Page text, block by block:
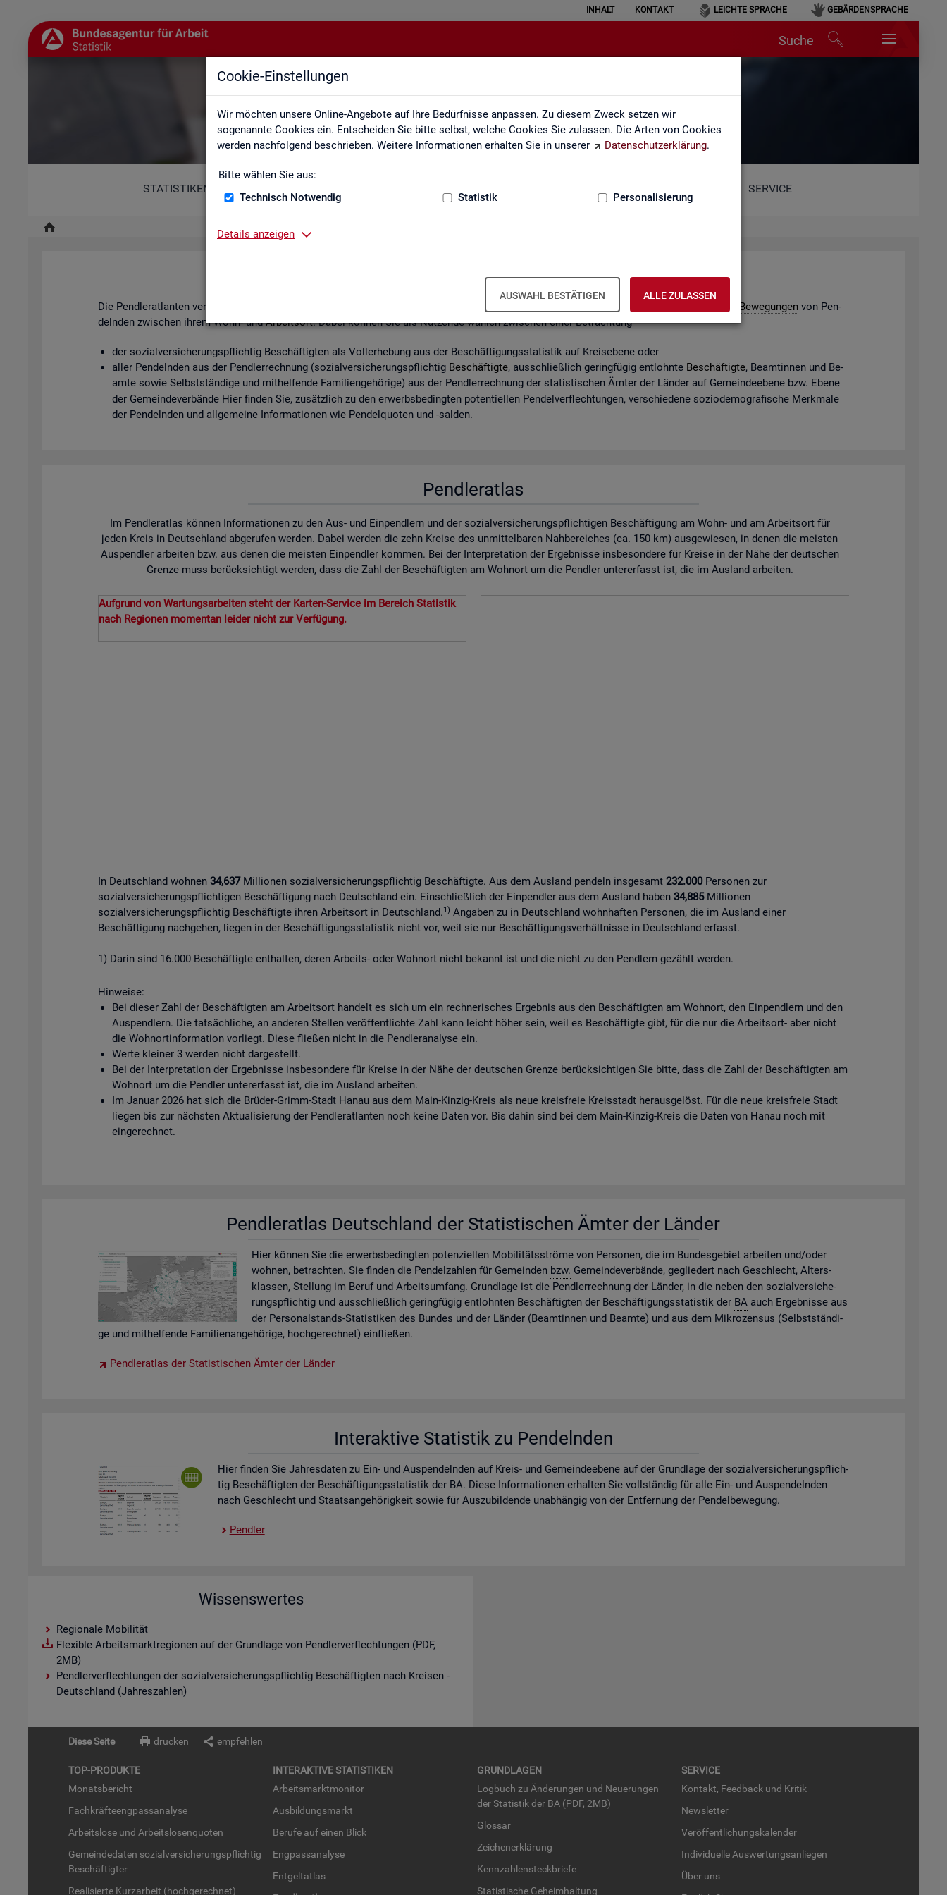
Cookie-Einstellungen
Wir möchten unsere Online-Angebote auf Ihre Bedürfnisse anpassen. Zu diesem Zweck setzen wir
sogenannte Cookies ein. Entscheiden Sie bitte selbst, welche Cookies Sie zulassen. Die Arten von Cookies
werden nachfolgend beschrieben. Weitere Informationen erhalten Sie in unserer
Datenschutzerklärung.
Bitte wählen Sie aus:
Technisch Notwendig
Statistik Personalisierung
Details anzeigen
AUSWAHL BESTÄTIGEN ALLE ZULASSEN
INHALT KONTAKT LEICHTE SPRACHE GEBÄRDENSPRACHE
Suche
Pendleratlas
STATISTIKEN SERVICE
Pend­ler­at­lan­ten für Krei­se und Ge­mein­den/Ge­mein­de­ver­bän­de
Die Pend­ler­at­lan­ten ver­an­schau­li­chen mit ihren Kar­ten­dar­stel­lun­gen auf leicht nach­voll­zieh­ba­re Weise die er­werbs­be­ding­ten po­ten­ti­el­len Be­we­gun­genvon Pen­
deln­den zwi­schen ihrem Wohn- undAr­beits­ort. Dabei kön­nen Sie als Nut­zen­de wäh­len zwi­schen einer Be­trach­tung
der so­zi­al­ver­si­che­rungs­pflich­tig Be­schäf­tig­ten als Vol­l­er­he­bung aus der Be­schäf­ti­gungs­sta­tis­tik auf Kreis­ebe­ne oder
aller Pen­deln­den aus der Pend­ler­rech­nung (so­zi­al­ver­si­che­rungs­pflich­tig Be­schäf­tig­te, aus­schlie­ß­lich ge­ring­fü­gig ent­lohn­te Be­schäf­tig­te, Be­am­tin­nen und Be­
am­te sowie Selbst­stän­di­ge und mit­hel­fen­de Fa­mi­li­en­ge­hö­ri­ge) aus der Pend­ler­rech­nung der sta­tis­ti­schen Ämter der Län­der auf Ge­mein­de­ebe­ne bzw. Ebene
der Ge­mein­de­ver­bän­de Hier fin­den Sie, zu­sätz­lich zu den er­werbs­be­ding­ten po­ten­ti­el­len Pen­del­ver­flech­tun­gen, ver­schie­de­ne so­zio­de­mo­gra­fi­sche Merk­ma­le
der Pen­deln­den und all­ge­mei­ne In­for­ma­tio­nen wie Pen­del­quo­ten und -sal­den.
Pendleratlas
Im Pendleratlas können Informationen zu den Aus- und Einpendlern und der sozialversicherungspflichtigen Beschäftigung am Wohn- und am Arbeitsort für
jeden Kreis in Deutschland abgerufen werden. Dabei werden die zehn Kreise des unmittelbaren Nahbereiches (ca. 150 km) ausgewiesen, in denen die meisten
Auspendler arbeiten bzw. aus denen die meisten Einpendler kommen. Bei der Interpretation der Ergebnisse insbesondere für Kreise in der Nähe der deutschen
Grenze muss berücksichtigt werden, dass die Zahl der Beschäftigten am Wohnort um die Pendler untererfasst ist, die im Ausland arbeiten.
Aufgrund von Wartungsarbeiten steht der Karten-Service im Bereich Statistik
nach Regionen momentan leider nicht zur Verfügung.
In Deutschland wohnen 34,637Millionen sozialversicherungspflichtig Beschäftigte. Aus dem Ausland pendeln insgesamt 232.000Personen zur
sozialversicherungspflichtigen Beschäftigung nach Deutschland ein. Einschließlich der Einpendler aus dem Ausland haben 34,885Millionen
sozialversicherungspflichtig Beschäftigte ihren Arbeitsort in Deutschland.1) Angaben zu in Deutschland wohnhaften Personen, die im Ausland einer
Beschäftigung nachgehen, liegen in der Beschäftigungsstatistik nicht vor, weil sie nur Beschäftigungsverhältnisse in Deutschland erfasst.
1) Darin sind 16.000 Beschäftigte enthalten, deren Arbeits- oder Wohnort nicht bekannt ist und die nicht zu den Pendlern gezählt werden.
Hinweise:
Bei dieser Zahl der Beschäftigten am Arbeitsort handelt es sich um ein rechnerisches Ergebnis aus den Beschäftigten am Wohnort, den Einpendlern und den
Auspendlern. Die tatsächliche, an anderen Stellen veröffentlichte Zahl kann leicht höher sein, weil es Beschäftigte gibt, für die nur die Arbeitsort- aber nicht
die Wohnortinformation vorliegt. Diese fließen nicht in die Pendleranalyse ein.
Werte kleiner 3 werden nicht dargestellt.
Bei der Interpretation der Ergebnisse insbesondere für Kreise in der Nähe der deutschen Grenze berücksichtigen Sie bitte, dass die Zahl der Beschäftigten am
Wohnort um die Pendler untererfasst ist, die im Ausland arbeiten.
Im Januar 2026 hat sich die Brüder-Grimm-Stadt Hanau aus dem Main-Kinzig-Kreis als neue kreisfreie Kreisstadt herausgelöst. Für die neue kreisfreie Stadt
liegen bis zur nächsten Aktualisierung der Pendleratlanten noch keine Daten vor. Bis dahin sind bei dem Main-Kinzig-Kreis die Daten von Hanau noch mit
eingerechnet.
Pend­ler­at­las Deutsch­land der Sta­tis­ti­schen Ämter der Län­der
Hier kön­nen Sie die er­werbs­be­ding­ten po­ten­zi­el­len Mo­bi­li­täts­strö­me von Per­so­nen, die im Bun­des­ge­biet ar­bei­ten und/oder
woh­nen, be­trach­ten. Sie fin­den die Pen­del­zah­len für Ge­mein­den bzw. Ge­mein­de­ver­bän­de, ge­glie­dert nach Ge­schlecht, Al­ters­
klas­sen, Stel­lung im Beruf und Ar­beits­um­fang. Grund­la­ge ist die Pend­ler­rech­nung der Län­der, in die neben den so­zi­al­ver­si­che­
rungs­pflich­tig und aus­schlie­ß­lich ge­ring­fü­gig ent­lohn­ten Be­schäf­tig­ten der Be­schäf­ti­gungs­sta­tis­tik der BAauch Er­geb­nis­se aus
der Per­so­nal­stands-Sta­tis­ti­ken des Bun­des und der Län­der (Be­am­tin­nen und Be­am­te) und aus dem Mi­kro­zen­sus (Selbst­stän­di­
ge und mit­hel­fen­de Fa­mi­li­en­an­ge­hö­ri­ge, hoch­ge­rech­net) ein­flie­ßen.
Pend­ler­at­las der Sta­tis­ti­schen Ämter der Län­der
In­ter­ak­ti­ve Sta­tis­tik zu Pen­deln­den
Hier fin­den Sie Jah­res­da­ten zu Ein- und Aus­pen­deln­den auf Kreis- und Ge­mein­de­ebe­ne auf der Grund­la­ge der so­zi­al­ver­si­che­rungs­pflich­
tig Be­schäf­tig­ten der Be­schäf­ti­gungs­sta­tis­tik der BA. Diese In­for­ma­tio­nen er­hal­ten Sie voll­stän­dig für alle Ein- und Aus­pen­deln­den
nach Ge­schlecht und Staats­an­ge­hö­rig­keit sowie für Aus­zu­bil­den­de un­ab­hän­gig von der Ent­fer­nung der Pen­del­be­we­gung.
Pend­ler
Wissenswertes
Regionale Mobilität
Flexible Arbeitsmarktregionen auf der Grundlage von Pendlerverflechtungen (PDF,
2MB)
Pendlerverflechtungen der sozialversicherungspflichtig Beschäftigten nach Kreisen -
Deutschland (Jahreszahlen)
Diese Seite drucken empfehlen
TOP-PRO­DUK­TE
Mo­nats­be­richt
Fach­kräf­te­eng­pass­ana­ly­se
Ar­beits­lo­se und Ar­beits­lo­sen­quo­ten
Ge­mein­de­da­ten so­zi­al­ver­si­che­rungs­pflich­tig
Be­schäf­tig­ter
Rea­li­sier­te Kurz­ar­beit (hoch­ge­rech­net)
IN­TER­AK­TI­VE STA­TIS­TI­KEN
Ar­beits­markt­mo­ni­tor
Aus­bil­dungs­markt
Be­ru­fe auf einen Blick
Eng­pass­ana­ly­se
Ent­gel­t­at­las
GRUND­LA­GEN
Log­buch zu Än­de­run­gen und Neue­run­gen
der Sta­tis­tik der BA (PDF, 2MB)
Glos­sar
Zei­chen­er­klä­rung
Kenn­zah­len­steck­brie­fe
Sta­tis­ti­sche Ge­heim­hal­tung
SER­VICE
Kon­takt, Feed­back und Kri­tik
News­let­ter
Ver­öf­fent­li­chungs­ka­len­der
In­di­vi­du­el­le Aus­wer­tungs­an­lie­gen
Über uns